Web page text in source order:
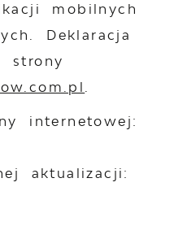
mobilnych
Deklaracja
strony
.
internetowej:
aktualizacji: